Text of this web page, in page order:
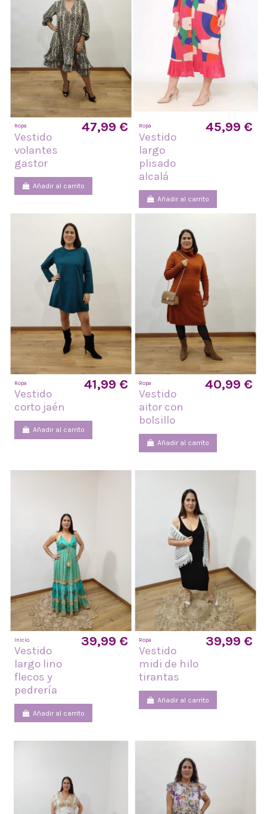
Ropa
Vestido
volantes
gastor
47,99 €
Añadir al carrito
Ropa
Vestido
largo
plisado
alcalá
45,99 €
Añadir al carrito
Ropa
Vestido
corto jaén
41,99 €
Añadir al carrito
Ropa
Vestido
aitor con
bolsillo
40,99 €
Añadir al carrito
Inicio
Vestido
largo lino
flecos y
pedrería
39,99 €
Añadir al carrito
Ropa
Vestido
midi de hilo
tirantas
39,99 €
Añadir al carrito